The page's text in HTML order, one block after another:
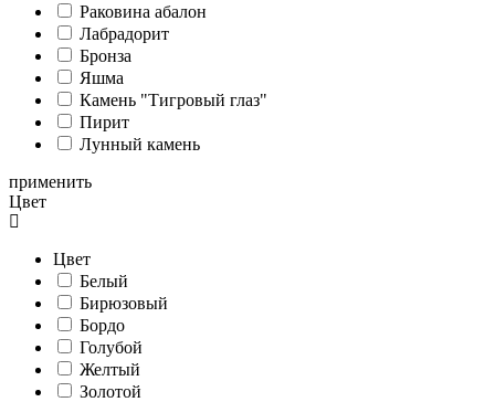
Раковина абалон
Лабрадорит
Бронза
Яшма
Камень "Тигровый глаз"
Пирит
Лунный камень
применить
Цвет
Цвет
Белый
Бирюзовый
Бордо
Голубой
Желтый
Золотой